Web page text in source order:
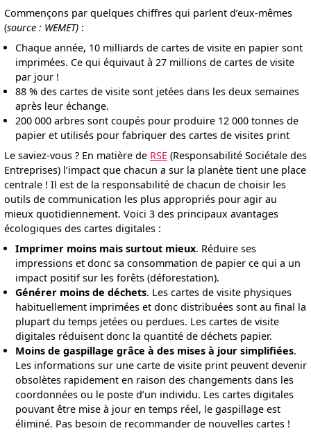
Commençons par quelques chiffres qui parlent d’eux-mêmes
(source : WEMET) :
Chaque année, 10 milliards de cartes de visite en papier sont
imprimées. Ce qui équivaut à 27 millions de cartes de visite
par jour !
88 % des cartes de visite sont jetées dans les deux semaines
après leur échange.
200 000 arbres sont coupés pour produire 12 000 tonnes de
papier et utilisés pour fabriquer des cartes de visites print
Le saviez-vous ? En matière de RSE (Responsabilité Sociétale des
Entreprises) l’impact que chacun a sur la planète tient une place
centrale ! Il est de la responsabilité de chacun de choisir les
outils de communication les plus appropriés pour agir au
mieux quotidiennement. Voici 3 des principaux avantages
écologiques des cartes digitales :
Imprimer moins mais surtout mieux. Réduire ses
impressions et donc sa consommation de papier ce qui a un
impact positif sur les forêts (déforestation).
Générer moins de déchets. Les cartes de visite physiques
habituellement imprimées et donc distribuées sont au final la
plupart du temps jetées ou perdues. Les cartes de visite
digitales réduisent donc la quantité de déchets papier.
Moins de gaspillage grâce à des mises à jour simplifiées.
Les informations sur une carte de visite print peuvent devenir
obsolètes rapidement en raison des changements dans les
coordonnées ou le poste d’un individu. Les cartes digitales
pouvant être mise à jour en temps réel, le gaspillage est
éliminé. Pas besoin de recommander de nouvelles cartes !